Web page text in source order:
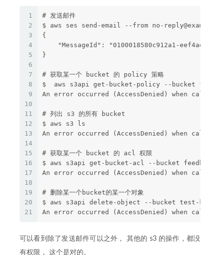
1
2
3
4
5
6
7
8
9
10
11
12
13
14
15
16
17
18
19
20
21
# 发送邮件
$ aws ses send-email --from no-
{
"MessageId": "0100018580c912a1-eef4adcf-
}
# 获取某一个 bucket 的 policy 策略
$  aws s3api get-bucket-policy --bucket
An error occurred (AccessDenied) when
# 列出 s3 的所有 bucket
$ aws s3 ls
An error occurred (AccessDenied) when
# 获取某一个 bucket 的 acl 权限
$ aws s3api get-bucket-acl --bucket feedback-
An error occurred (AccessDenied) when
# 删除某一个bucket的某一个对象
$ aws s3api delete-object --bucket test-kbz
An error occurred (AccessDenied) when
可以看到除了发送邮件可以之外， 其他的 s3 的操作，都没
有权限， 这个是对的。